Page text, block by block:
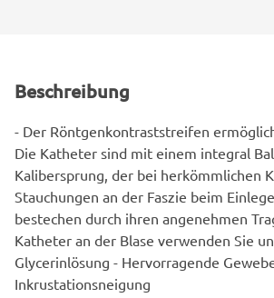
Beschreibung
- Der Röntgenkontraststreifen
Die Katheter sind mit einem integral
Kalibersprung, der bei herkömmlichen
Stauchungen an der Faszie beim
bestechen durch ihren angenehmen
Katheter an der Blase verwenden Sie
Glycerinlösung - Hervorragende
Inkrustationsneigung